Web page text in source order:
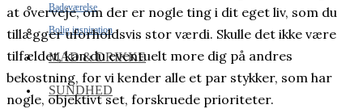
Badeværelse
Bolig inspiration
MAD & DRIKKE
SUNDHED
at overveje, om der er nogle ting i dit eget liv, som du
tillægger uforholdsvis stor værdi. Skulle det ikke være
tilfældet, kan du eventuelt more dig på andres
bekostning, for vi kender alle et par stykker, som har
nogle, objektivt set, forskruede prioriteter.